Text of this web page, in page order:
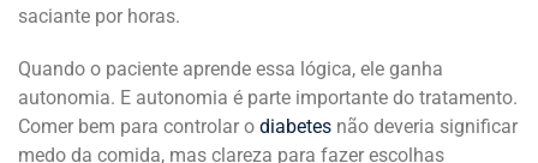
saciante por horas.
Quando o paciente aprende essa lógica, ele ganha
autonomia. E autonomia é parte importante do tratamento.
Comer bem para controlar o diabetes não deveria significar
medo da comida, mas clareza para fazer escolhas